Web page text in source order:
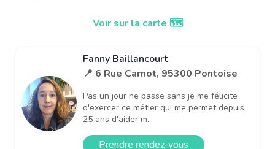
Voir sur la carte 🗺️
Fanny Baillancourt
📍 6 Rue Carnot, 95300 Pontoise
Pas un jour ne passe sans je me félicite
d'exercer ce métier qui me permet depuis
25 ans d'aider m...
Prendre rendez-vous